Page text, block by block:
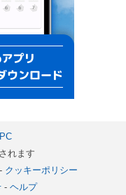
PC
れます
- クッキーポリシー
- ヘルプ